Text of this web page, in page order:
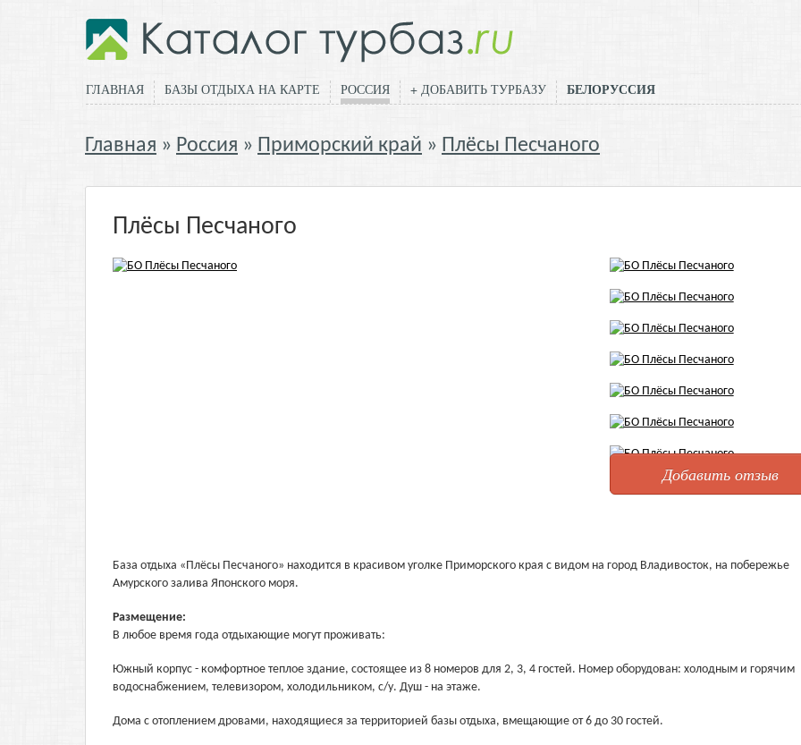
ГЛАВНАЯ БАЗЫ ОТДЫХА НА КАРТЕ РОССИЯ + ДОБАВИТЬ ТУРБАЗУ БЕЛОРУССИЯ
Главная Россия Приморский край Плёсы Песчаного
Плёсы Песчаного
Добавить отзыв
База отдыха «Плёсы Песчаного» находится в красивом уголке Приморского края с видом на город Владивосток, на побережье
Амурского залива Японского моря.
Размещение:
В любое время года отдыхающие могут проживать:
Южный корпус - комфортное теплое здание, состоящее из 8 номеров для 2, 3, 4 гостей. Номер оборудован: холодным и горячим
водоснабжением, телевизором, холодильником, с/у. Душ - на этаже.
Дома с отоплением дровами, находящиеся за территорией базы отдыха, вмещающие от 6 до 30 гостей.